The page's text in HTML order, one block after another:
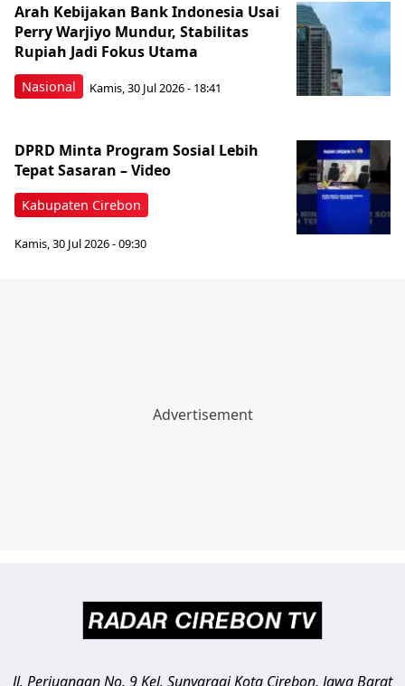
Nasional
Arah Kebijakan Bank Indonesia Usai
Perry Warjiyo Mundur, Stabilitas
Rupiah Jadi Fokus Utama
Kamis, 30 Jul 2026 - 18:41
Kabupaten Cirebon
DPRD Minta Program Sosial Lebih
Tepat Sasaran – Video
Kamis, 30 Jul 2026 - 09:30
Jl. Perjuangan No. 9 Kel. SunyaragiKota Cirebon, Jawa Barat